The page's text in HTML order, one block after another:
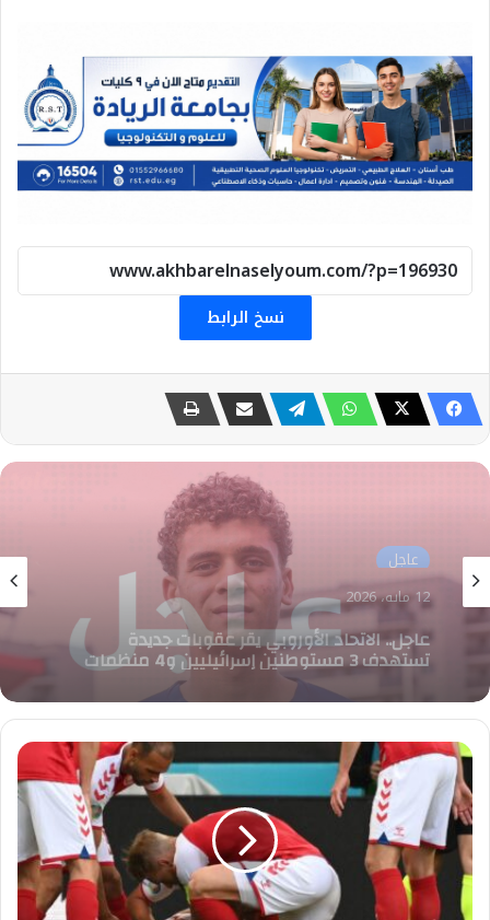
نسخ الرابط
رياضة
12 مايو، 2026
عاجل.. حمزة عبد الكريم في قائمة منتخب مصر
لكأس العالم 2026
إصابة
اللاعب
"
إريكسن
"
بأزمة
قلبية